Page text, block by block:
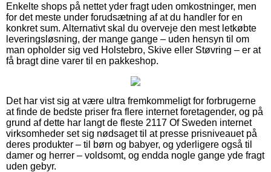
Enkelte shops på nettet yder fragt uden omkostninger, men
for det meste under forudsætning af at du handler for en
konkret sum. Alternativt skal du overveje den mest letkøbte
leveringsløsning, der mange gange – uden hensyn til om
man opholder sig ved Holstebro, Skive eller Støvring – er at
få bragt dine varer til en pakkeshop.
Det har vist sig at være ultra fremkommeligt for forbrugerne
at finde de bedste priser fra flere internet foretagender, og på
grund af dette har langt de fleste 2117 Of Sweden internet
virksomheder set sig nødsaget til at presse prisniveauet på
deres produkter – til børn og babyer, og yderligere også til
damer og herrer – voldsomt, og endda nogle gange yde fragt
uden gebyr.